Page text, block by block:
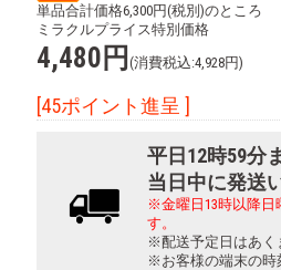
単品合計価格6,300円(税別)のところ
ミラクルプライス特別価格
4,480円 (消費税込:4,928円)
[45ポイント進呈 ]
平日12時59分
当日中に発送
※金曜日13時以降日
す。
※配送予定日はあく
※お客様の端末の時